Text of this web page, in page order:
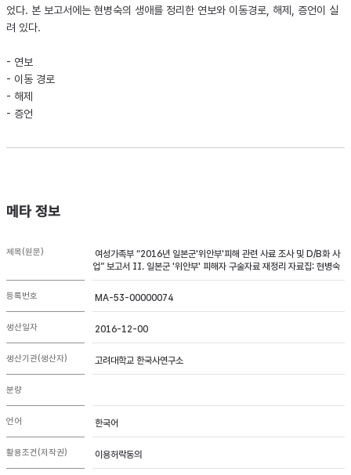
었다. 본 보고서에는 현병숙의 생애를 정리한 연보와 이동경로, 해제, 증언이 실
려 있다.
- 연보
- 이동 경로
- 해제
- 증언
메타 정보
제목(원문)
여성가족부 “2016년 일본군'위안부'피해 관련 사료 조사 및 D/B화 사
업” 보고서 II. 일본군 '위안부' 피해자 구술자료 재정리 자료집: 현병숙
등록번호 MA-53-00000074
생산일자 2016-12-00
생산기관(생산자) 고려대학교 한국사연구소
분량
언어 한국어
활용조건(저작권) 이용허락동의